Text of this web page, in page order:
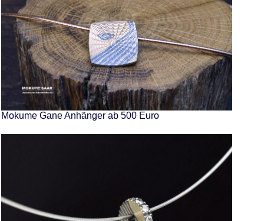
Mokume Gane Anhänger ab 500 Euro